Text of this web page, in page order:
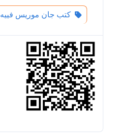
كتب جان موريس فييه